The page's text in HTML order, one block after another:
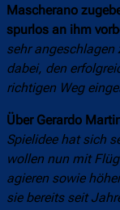
Mascherano
spurlos an ihm
sehr angeschlagen
dabei, den
richtigen Weg
Über Gerardo
Spielidee hat sich
wollen nun mit
agieren sowie
sie bereits seit